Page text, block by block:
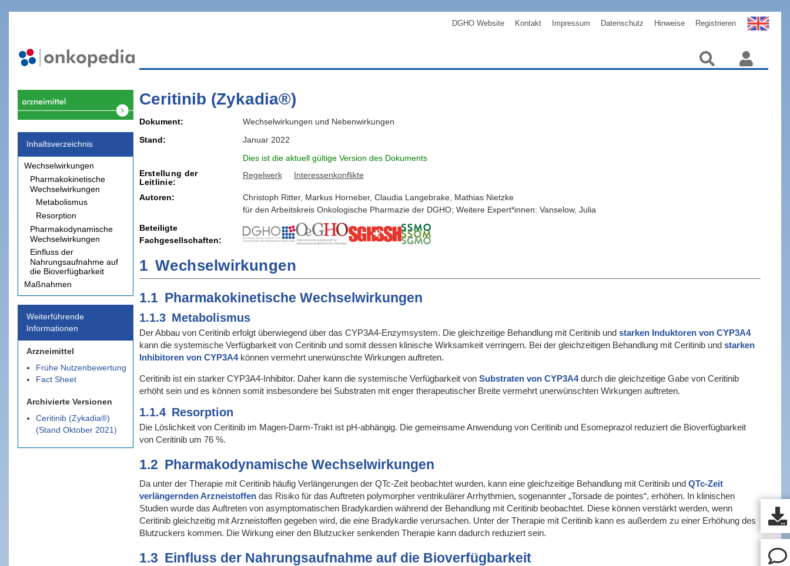
DGHO Website Kontakt Impressum Datenschutz Hinweise Registrieren
Inhaltsverzeichnis
Wechselwirkungen
Pharmakokinetische
Wechselwirkungen
Metabolismus
Resorption
Pharmakodynamische
Wechselwirkungen
Einfluss der
Nahrungsaufnahme auf
die Bioverfügbarkeit
Maßnahmen
Weiterführende
Informationen
Arzneimittel
Frühe Nutzenbewertung
Fact Sheet
Archivierte Versionen
Ceritinib (Zykadia®)
(Stand Oktober 2021)
Ceritinib (Zykadia®)
Dokument
Wechselwirkungen und Nebenwirkungen
Stand
Januar 2022
Dies ist die aktuell gültige Version des Dokuments
Erstellung der
Leitlinie
Regelwerk Interessenkonflikte
Autoren: Christoph Ritter, Markus Horneber, Claudia Langebrake, Mathias Nietzke
für den Arbeitskreis Onkologische Pharmazie der DGHO; Weitere Expert*innen: Vanselow, Julia
Beteiligte
Fachgesellschaften
1 Wechselwirkungen
1.1 Pharmakokinetische Wechselwirkungen
1.1.3 Metabolismus
Der Abbau von Ceritinib erfolgt überwiegend über das CYP3A4-Enzymsystem. Die gleichzeitige Behandlung mit Ceritinib und starken Induktoren von CYP3A4
kann die systemische Verfügbarkeit von Ceritinib und somit dessen klinische Wirksamkeit verringern. Bei der gleichzeitigen Behandlung mit Ceritinib und starken
Inhibitoren von CYP3A4können vermehrt unerwünschte Wirkungen auftreten.
Ceritinib ist ein starker CYP3A4-Inhibitor. Daher kann die systemische Verfügbarkeit von Substraten von CYP3A4 durch die gleichzeitige Gabe von Ceritinib
erhöht sein und es können somit insbesondere bei Substraten mit enger therapeutischer Breite vermehrt unerwünschten Wirkungen auftreten.
1.1.4 Resorption
Die Löslichkeit von Ceritinib im Magen-Darm-Trakt ist pH-abhängig. Die gemeinsame Anwendung von Ceritinib und Esomeprazol reduziert die Bioverfügbarkeit
von Ceritinib um 76 %.
1.2 Pharmakodynamische Wechselwirkungen
Da unter der Therapie mit Ceritinib häufig Verlängerungen der QTc-Zeit beobachtet wurden, kann eine gleichzeitige Behandlung mit Ceritinib und QTc-Zeit
verlängernden Arzneistoffendas Risiko für das Auftreten polymorpher ventrikulärer Arrhythmien, sogenannter „Torsade de pointes“, erhöhen. In klinischen
Studien wurde das Auftreten von asymptomatischen Bradykardien während der Behandlung mit Ceritinib beobachtet. Diese können verstärkt werden, wenn
Ceritinib gleichzeitig mit Arzneistoffen gegeben wird, die eine Bradykardie verursachen. Unter der Therapie mit Ceritinib kann es außerdem zu einer Erhöhung des
Blutzuckers kommen. Die Wirkung einer den Blutzucker senkenden Therapie kann dadurch reduziert sein.
1.3 Einfluss der Nahrungsaufnahme auf die Bioverfügbarkeit